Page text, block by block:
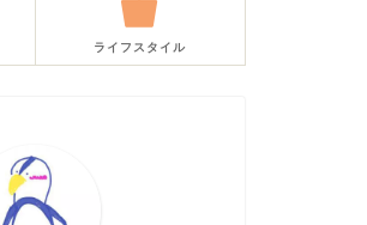
ライフスタイル